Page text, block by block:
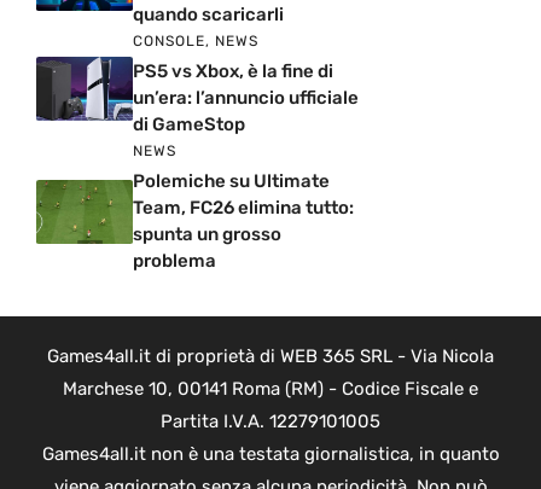
quando scaricarli
CONSOLE, NEWS
PS5 vs Xbox, è la fine di
un’era: l’annuncio ufficiale
di GameStop
NEWS
Polemiche su Ultimate
Team, FC26 elimina tutto:
spunta un grosso
problema
Games4all.it di proprietà di WEB 365 SRL - Via Nicola
Marchese 10, 00141 Roma (RM) - Codice Fiscale e
Partita I.V.A. 12279101005
Games4all.it non è una testata giornalistica, in quanto